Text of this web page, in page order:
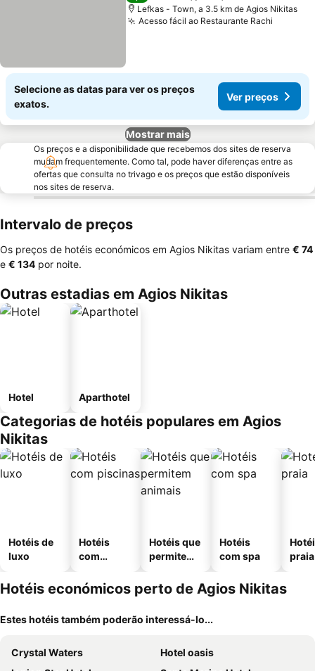
Lefkas - Town, a 3.5 km de Agios Nikitas
Acesso fácil ao Restaurante Rachi
Selecione as datas para ver os preços
exatos.
Ver preços
Mostrar mais
Os preços e a disponibilidade que recebemos dos sites de reserva
mudam frequentemente. Como tal, pode haver diferenças entre as
ofertas que consulta no trivago e os preços que estão disponíveis
nos sites de reserva.
Intervalo de preços
Os preços de hotéis económicos em Agios Nikitas variam entre ‎€ 74
e ‎€ 134 por noite.
Outras estadias em Agios Nikitas
Hotel Aparthotel
Categorias de hotéis populares em Agios
Nikitas
Hotéis de
luxo
Hotéis
com
Hotéis que
permitem
Hotéis
com spa
praia
Hotéis económicos perto de Agios Nikitas
Estes hotéis também poderão interessá-lo...
Crystal Waters
Hotel oasis